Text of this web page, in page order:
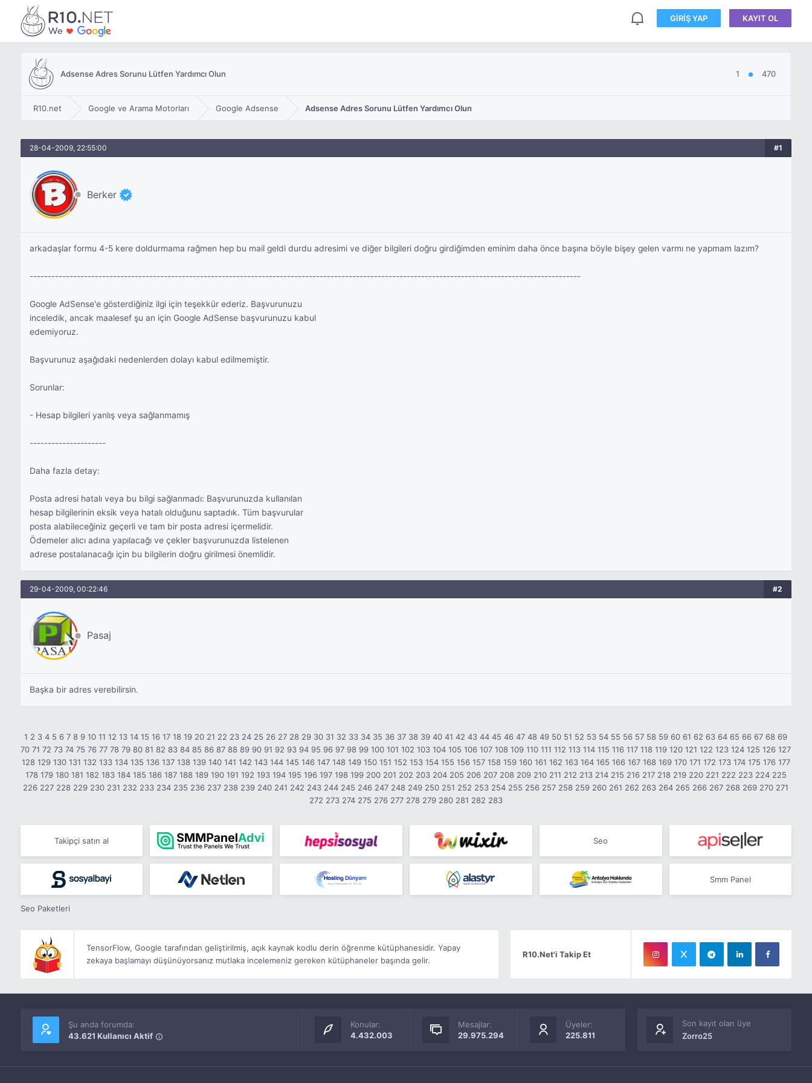
GIRIŞ YAP KAYIT OL
Adsense Adres Sorunu Lütfen Yardımcı Olun 1 ● 470
R10.net Google ve Arama Motorları Google Adsense Adsense Adres Sorunu Lütfen Yardımcı Olun
28-04-2009, 22:55:00 #1
Berker
arkadaşlar formu 4-5 kere doldurmama rağmen hep bu mail geldi durdu adresimi ve diğer bilgileri doğru girdiğimden eminim daha önce başına böyle bişey gelen varmı ne yapmam lazım?
--------------------------------------------------------------------------------------------------------------------------------------------------------
Google AdSense'e gösterdiğiniz ilgi için teşekkür ederiz. Başvurunuzu
inceledik, ancak maalesef şu an için Google AdSense başvurunuzu kabul
edemiyoruz.
Başvurunuz aşağıdaki nedenlerden dolayı kabul edilmemiştir.
Sorunlar:
- Hesap bilgileri yanlış veya sağlanmamış
---------------------
Daha fazla detay:
Posta adresi hatalı veya bu bilgi sağlanmadı: Başvurunuzda kullanılan
hesap bilgilerinin eksik veya hatalı olduğunu saptadık. Tüm başvurular
posta alabileceğiniz geçerli ve tam bir posta adresi içermelidir.
Ödemeler alıcı adına yapılacağı ve çekler başvurunuzda listelenen
adrese postalanacağı için bu bilgilerin doğru girilmesi önemlidir.
29-04-2009, 00:22:46 #2
Pasaj
Başka bir adres verebilirsin.
1 2 3 4 5 6 7 8 9 10 11 12 13 14 15 16 17 18 19 20 21 22 23 24 25 26 27 28 29 30 31 32 33 34 35 36 37 38 39 40 41 42 43 44 45 46 47 48 49 50 51 52 53 54 55 56 57 58 59 60 61 62 63 64 65 66 67 68 69
70 71 72 73 74 75 76 77 78 79 80 81 82 83 84 85 86 87 88 89 90 91 92 93 94 95 96 97 98 99 100 101 102 103 104 105 106 107 108 109 110 111 112 113 114 115 116 117 118 119 120 121 122 123 124 125 126 127
128 129 130 131 132 133 134 135 136 137 138 139 140 141 142 143 144 145 146 147 148 149 150 151 152 153 154 155 156 157 158 159 160 161 162 163 164 165 166 167 168 169 170 171 172 173 174 175 176 177
178 179 180 181 182 183 184 185 186 187 188 189 190 191 192 193 194 195 196 197 198 199 200 201 202 203 204 205 206 207 208 209 210 211 212 213 214 215 216 217 218 219 220 221 222 223 224 225
226 227 228 229 230 231 232 233 234 235 236 237 238 239 240 241 242 243 244 245 246 247 248 249 250 251 252 253 254 255 256 257 258 259 260 261 262 263 264 265 266 267 268 269 270 271
272 273 274 275 276 277 278 279 280 281 282 283
Takipçi satın al Seo
Smm Panel
Seo Paketleri
TensorFlow, Google tarafından geliştirilmiş, açık kaynak kodlu derin öğrenme kütüphanesidir. Yapay
zekaya başlamayı düşünüyorsanız mutlaka incelemeniz gereken kütüphaneler başında gelir.
R10.Net'i Takip Et
Şu anda forumda:
43.621 Kullanıcı Aktif
Konular:
4.432.003
Mesajlar:
29.975.294
Üyeler:
225.811
Son kayıt olan üye
Zorro25